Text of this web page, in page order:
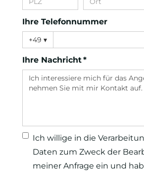
Ihre Telefonnummer
+49 ▾
Ihre Nachricht *
Ich willige in die
Daten zum Zweck der
meiner Anfrage ein und